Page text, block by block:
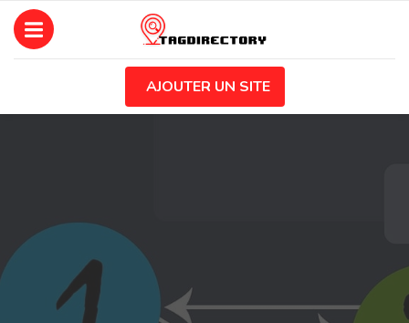
AJOUTER UN SITE